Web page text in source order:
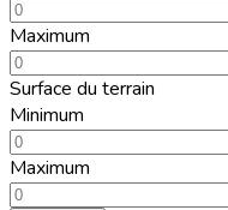
Maximum
Surface du terrain
Minimum
Maximum